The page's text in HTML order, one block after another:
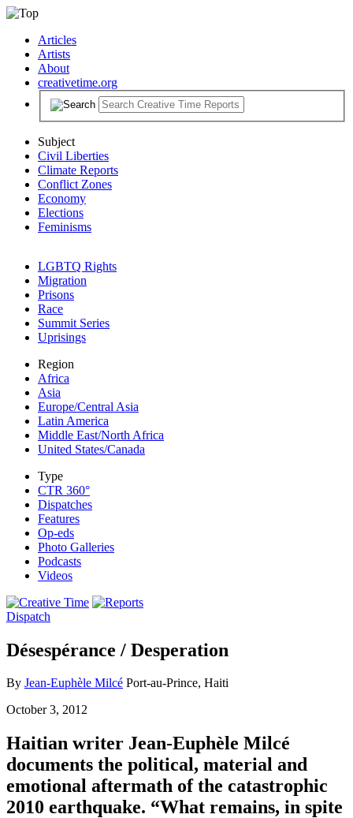
Articles
Artists
About
creativetime.org
Subject
Civil Liberties
Climate Reports
Conflict Zones
Economy
Elections
Feminisms
LGBTQ Rights
Migration
Prisons
Race
Summit Series
Uprisings
Region
Africa
Asia
Europe/Central Asia
Latin America
Middle East/North Africa
United States/Canada
Type
CTR 360°
Dispatches
Features
Op-eds
Photo Galleries
Podcasts
Videos
Dispatch
Désespérance / Desperation
By Jean-Euphèle Milcé Port-au-Prince, Haiti
October 3, 2012
Haitian writer Jean-Euphèle Milcé
documents the political, material and
emotional aftermath of the catastrophic
2010 earthquake. “What remains, in spite